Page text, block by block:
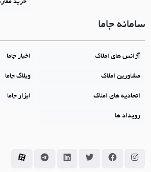
خرید
سامانه جاما
آژانس های املاک اخبار جاما
مشاورین املاک وبلاگ جاما
اتحادیه های املاک ابزار جاما
رویداد ها
سامانه جاما در اینستاگرام
سامانه جاما در فیسبوک
سامانه جاما در توئیتر
سامانه جاما در
سامانه جاما